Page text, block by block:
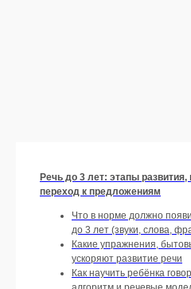
Речь до 3 лет: этапы
переход к предложениям
Что в норме должно
до 3 лет (звуки, слова,
Какие упражнения,
ускоряют развитие речи
Как научить ребёнка
Оформить подписку